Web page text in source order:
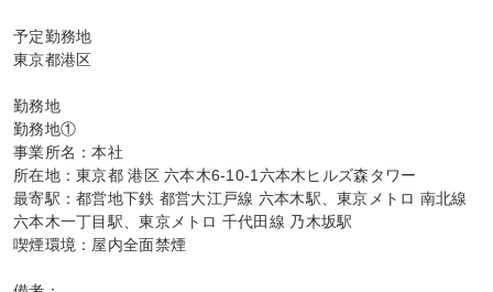
予定勤務地
東京都港区
勤務地
勤務地①
事業所名：本社
所在地：東京都 港区 六本木6-10-1六本木ヒルズ森タワー
最寄駅：都営地下鉄 都営大江戸線 六本木駅、東京メトロ 南北線
六本木一丁目駅、東京メトロ 千代田線 乃木坂駅
喫煙環境：屋内全面禁煙